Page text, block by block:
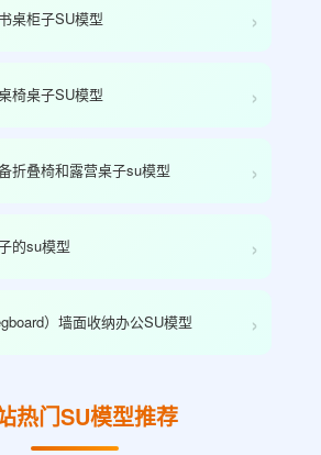
桌柜子SU模型 ›
椅桌子SU模型 ›
折叠椅和露营桌子su模型 ›
的su模型 ›
）墙面收纳办公SU模型 ›
热门SU模型推荐